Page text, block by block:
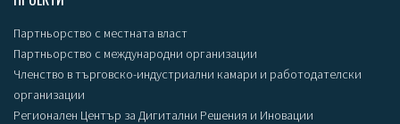
Партньорство с местната власт
Партньорство с международни организации
Членство в търговско-индустриални камари и работодателски
организации
Регионален Център за Дигитални Решения и Иновации